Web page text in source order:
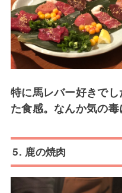
特に馬レバー好きで
た食感。なんか気の毒
5. 鹿の焼肉